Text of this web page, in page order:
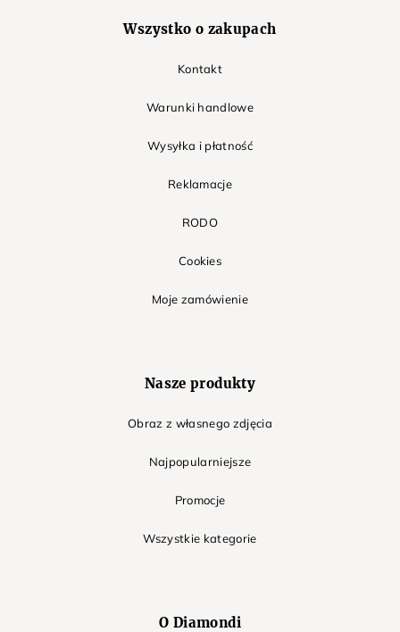
Wszystko o zakupach
Kontakt
Warunki handlowe
Wysyłka i płatność
Reklamacje
RODO
Cookies
Moje zamówienie
Nasze produkty
Obraz z własnego zdjęcia
Najpopularniejsze
Promocje
Wszystkie kategorie
O Diamondi